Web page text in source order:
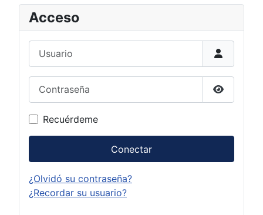
Acceso
Mostrar
Recuérdeme
Conectar
¿Olvidó su contraseña?
¿Recordar su usuario?